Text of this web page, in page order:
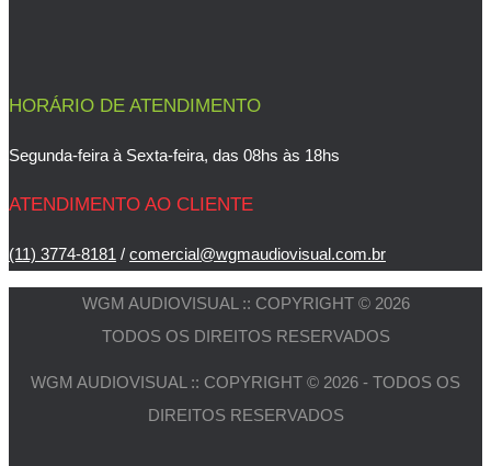
HORÁRIO DE ATENDIMENTO
Segunda-feira à Sexta-feira, das 08hs às 18hs
ATENDIMENTO AO CLIENTE
(11) 3774-8181 / comercial@wgmaudiovisual.com.br
WGM AUDIOVISUAL :: COPYRIGHT © 2026
TODOS OS DIREITOS RESERVADOS
WGM AUDIOVISUAL :: COPYRIGHT © 2026 - TODOS OS
DIREITOS RESERVADOS